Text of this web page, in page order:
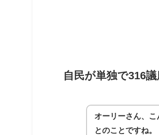
自民が単独で316議
オーリーさん、
とのことですね。